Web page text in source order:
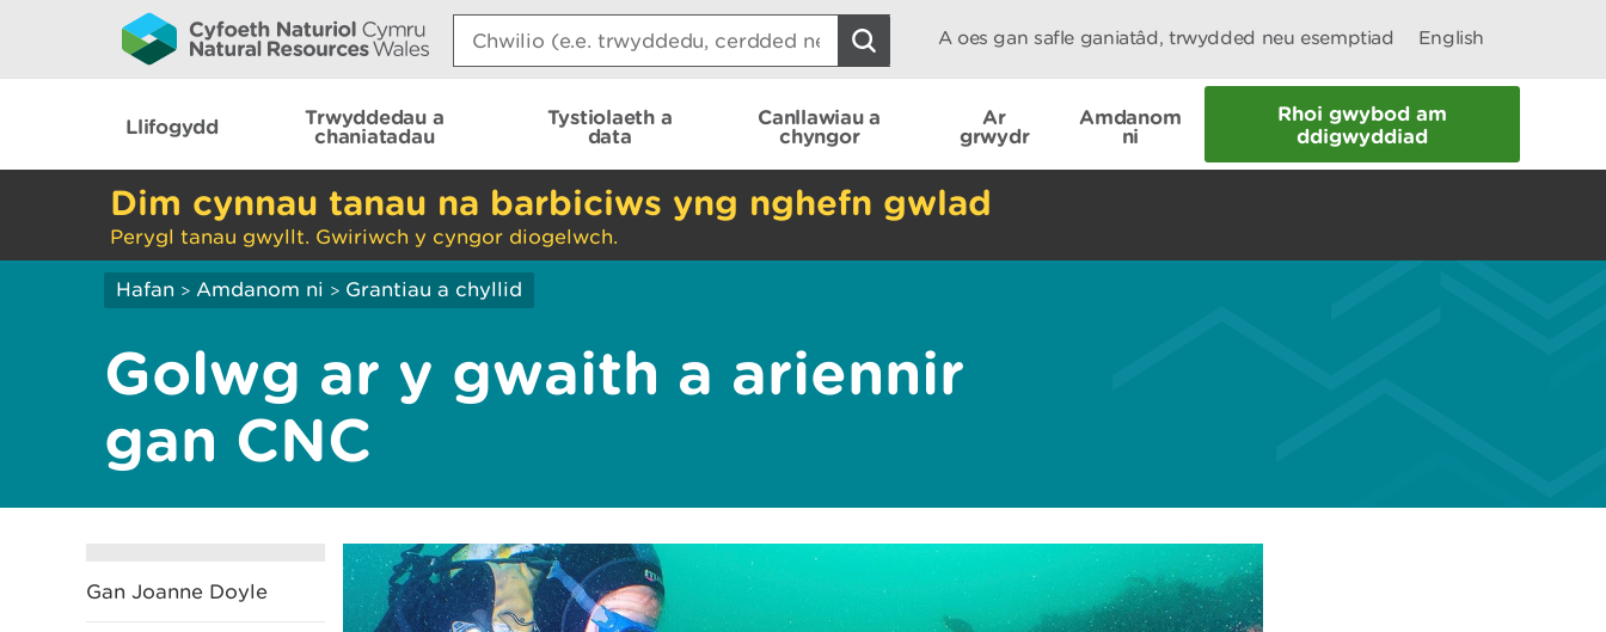
Search:
A oes gan safle ganiatâd, trwydded neu esemptiad English
Llifogydd
Trwyddedau a
chaniatadau
Tystiolaeth a
data
Canllawiau a
chyngor
Ar
grwydr
Amdanom
ni
Rhoi gwybod am
ddigwyddiad
Dim cynnau tanau na barbiciws yng nghefn gwlad
Perygl tanau gwyllt. Gwiriwch y cyngor diogelwch.
Hafan > Amdanom ni > Grantiau a chyllid
Golwg ar y gwaith a ariennir
gan CNC
Gan Joanne Doyle